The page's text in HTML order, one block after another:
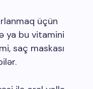
üçün
ya bu vitamini
saç maskası